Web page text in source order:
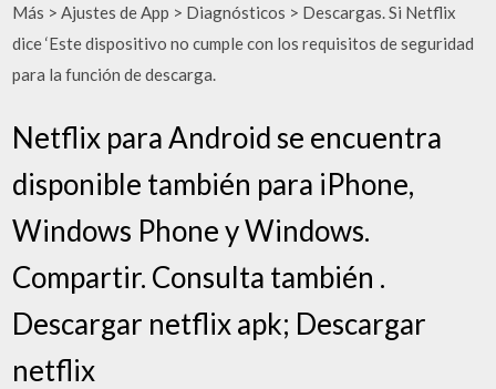
Más > Ajustes de App > Diagnósticos > Descargas. Si Netflix
dice ‘Este dispositivo no cumple con los requisitos de seguridad
para la función de descarga.
Netflix para Android se encuentra
disponible también para iPhone,
Windows Phone y Windows.
Compartir. Consulta también .
Descargar netflix apk; Descargar
netflix